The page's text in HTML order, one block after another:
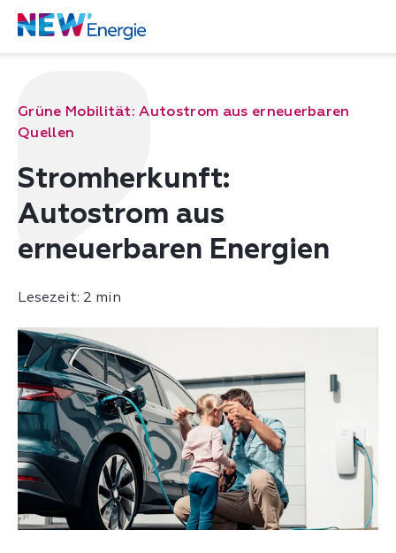
Grüne Mobilität: Autostrom aus erneuerbaren
Quellen
Stromherkunft:
Autostrom aus
erneuerbaren Energien
Lesezeit: 2 min